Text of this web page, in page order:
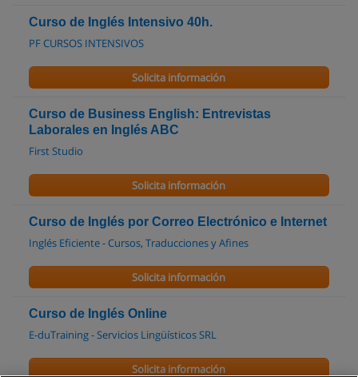
Curso de Inglés Intensivo 40h.
PF CURSOS INTENSIVOS
Solicita información
Curso de Business English: Entrevistas
Laborales en Inglés ABC
First Studio
Solicita información
Curso de Inglés por Correo Electrónico e Internet
Inglés Eficiente - Cursos, Traducciones y Afines
Solicita información
Curso de Inglés Online
E-duTraining - Servicios Lingüísticos SRL
Solicita información